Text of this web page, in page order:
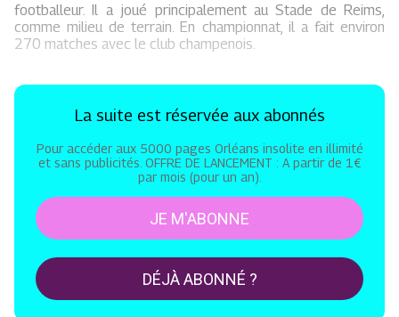
footballeur. Il a joué principalement au Stade de Reims,
comme milieu de terrain. En championnat, il a fait environ
270 matches avec le club champenois.
La suite est réservée aux abonnés
Pour accéder aux 5000 pages Orléans insolite en illimité
et sans publicités. OFFRE DE LANCEMENT : A partir de 1€
par mois (pour un an).
JE M'ABONNE
DÉJÀ ABONNÉ ?